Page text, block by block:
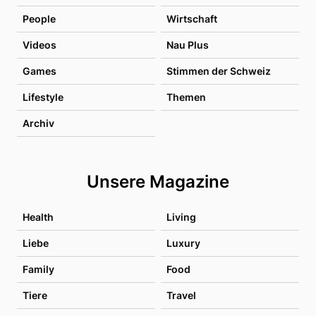
People Wirtschaft
Videos Nau Plus
Games Stimmen der Schweiz
Lifestyle Themen
Archiv
Unsere Magazine
Health Living
Liebe Luxury
Family Food
Tiere Travel